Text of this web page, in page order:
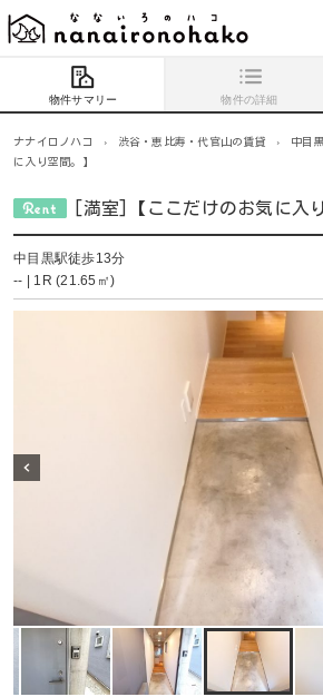
物件サマリー 物件の詳細
ナナイロノハコ › 渋谷・恵比寿・代官山の賃貸 › 中目
に入り空間。】
[満室]【ここだけのお気に入
中目黒駅徒歩13分
-- | 1R (21.65㎡)